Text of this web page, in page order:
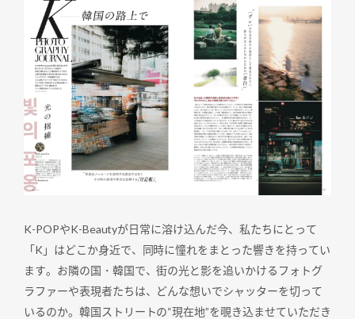
K-POPやK-Beautyが日常に溶け込んだ今、私たちにとって
「K」はどこか身近で、同時に憧れをまとった響きを持ってい
ます。お隣の国・韓国で、街の光と影を追いかけるフォトグ
ラファーや表現者たちは、どんな想いでシャッターを切って
いるのか。韓国ストリートの“現在地”を覗き込ませていただき